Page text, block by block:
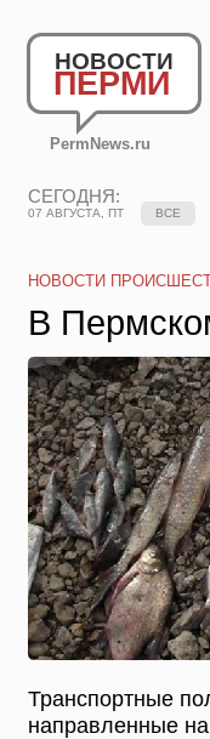
НОВОСТИ
ПЕРМИ
PermNews.ru
СЕГОДНЯ:
07 АВГУСТА, ПТ ВСЕ
НОВОСТИ
В
Транспортные
направленные